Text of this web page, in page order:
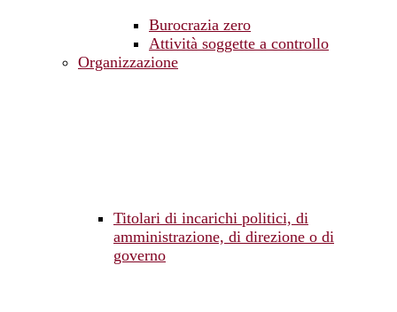
Burocrazia zero
Attività soggette a controllo
Organizzazione
Titolari di incarichi politici, di
amministrazione, di direzione o di
governo